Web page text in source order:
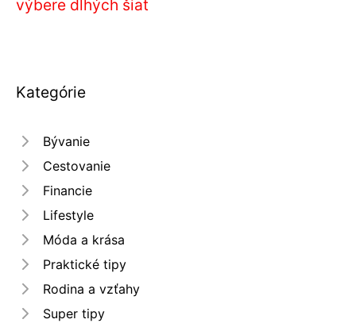
výbere dlhých šiat
Kategórie
Bývanie
Cestovanie
Financie
Lifestyle
Móda a krása
Praktické tipy
Rodina a vzťahy
Super tipy